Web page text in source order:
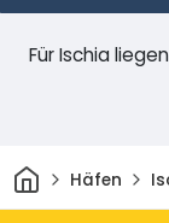
Für Ischia
HeimHäfen